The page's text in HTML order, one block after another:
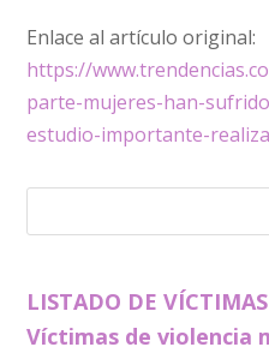
Enlace al artículo original:
https://
parte-mujeres-han-
estudio-importante-
LISTADO DE VÍCTIMAS
Víctimas de violencia